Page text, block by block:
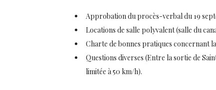
Approbation du procès-verbal du 19
Locations de salle polyvalent (salle du
Charte de bonnes pratiques concernant
Questions diverses (Entre la sortie de
limitée à 50 km/h).